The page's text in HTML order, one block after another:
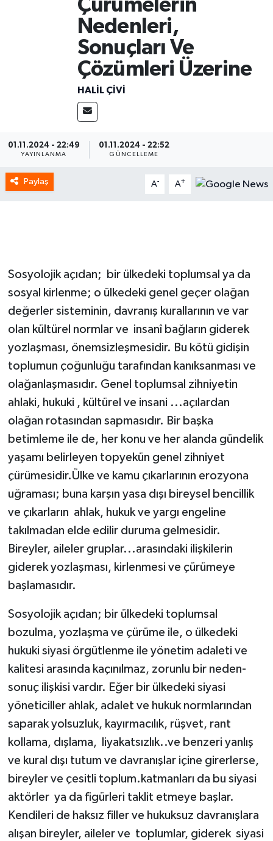
Çürümelerin
Nedenleri,
Sonuçları Ve
Çözümleri Üzerine
HALIL ÇIVI
01.11.2024 - 22:49
YAYINLANMA
01.11.2024 - 22:52
GÜNCELLEME
Paylaş A- A+
Sosyolojik açıdan; bir ülkedeki toplumsal ya da
sosyal kirlenme; o ülkedeki genel geçer olağan
değerler sisteminin, davranış kurallarının ve var
olan kültürel normlar ve insanî bağların giderek
yozlaşması, önemsizleşmesidir. Bu kötü gidişin
toplumun çoğunluğu tarafından kanıksanması ve
olağanlaşmasıdır. Genel toplumsal zihniyetin
ahlaki, hukuki , kültürel ve insani ...açılardan
olağan rotasından sapmasıdır. Bir başka
betimleme ile de, her konu ve her alanda gündelik
yaşamı belirleyen topyekün genel zihniyet
çürümesidir.Ülke ve kamu çıkarlarının erozyona
uğraması; buna karşın yasa dışı bireysel bencillik
ve çıkarların ahlak, hukuk ve yargı engeline
takılmadan elde edilir duruma gelmesidir.
Bireyler, aileler gruplar...arasındaki ilişkilerin
giderek yozlaşması, kirlenmesi ve çürümeye
başlamasıdır.
Sosyolojik açıdan; bir ülkedeki toplumsal
bozulma, yozlaşma ve çürüme ile, o ülkedeki
hukuki siyasi örgütlenme ile yönetim adaleti ve
kalitesi arasında kaçınılmaz, zorunlu bir neden-
sonuç ilişkisi vardır. Eğer bir ülkedeki siyasi
yöneticiller ahlak, adalet ve hukuk normlarından
saparak yolsuzluk, kayırmacılık, rüşvet, rant
kollama, dışlama, liyakatsızlık..ve benzeri yanlış
ve kural dışı tutum ve davranışlar içine girerlerse,
bireyler ve çesitli toplum.katmanları da bu siyasi
aktörlerya da figürleri taklit etmeye başlar.
Kendileri de haksız filler ve hukuksuz davranışlara
alışan bireyler, aileler ve toplumlar, gidereksiyasi